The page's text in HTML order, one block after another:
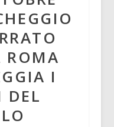
ROMA
I
DEL